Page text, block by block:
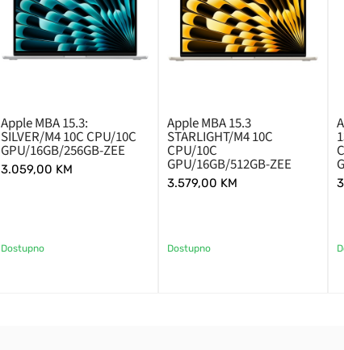
Apple MBA 15.3:
SILVER/M4 10C CPU/10C
GPU/16GB/256GB-ZEE
3.059,00 KM
Dostupno
Apple MBA 15.3
STARLIGHT/M4 10C
CPU/10C
GPU/16GB/512GB-ZEE
3.579,00 KM
Dostupno